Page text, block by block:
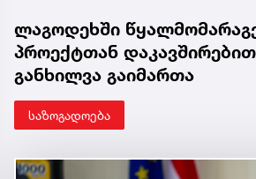
ლაგოდეხში
პროექტთან
განხილვა გაიმართა
საზოგადოება